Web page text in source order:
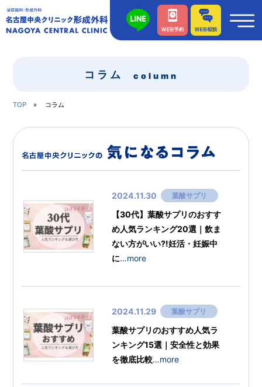
コラム column
TOP コラム
2024.11.30 葉酸サプリ
【30代】葉酸サプリのおすす
め人気ランキング20選｜飲ま
ない方がいい?!妊活・妊娠中
に…more
2024.11.29 葉酸サプリ
葉酸サプリのおすすめ人気ラ
ンキング15選｜安全性と効果
を徹底比較…more